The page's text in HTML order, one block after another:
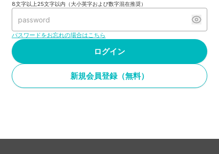
8文字以上25文字以内（大小英字および数字混在推奨）
パスワードをお忘れの場合はこちら
ログイン
新規会員登録（無料）